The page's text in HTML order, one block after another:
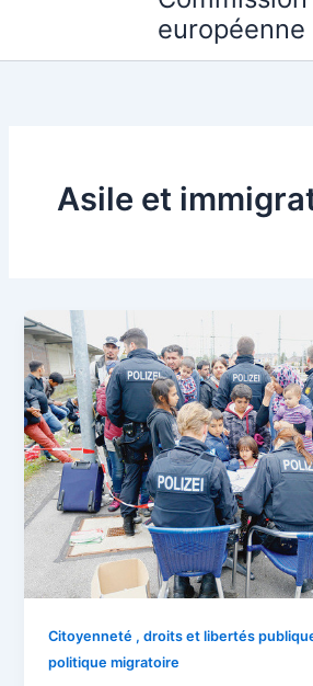
européenne
Asile et
Citoyenneté , droits et libertés
politique migratoire